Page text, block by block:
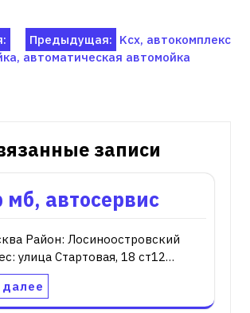
Предыдущая: Kcx, автокомплекс
​автоматическая автомойка
записи
автосервис
Район: Лосиноостровский
улица Стартовая, 18 ст12…